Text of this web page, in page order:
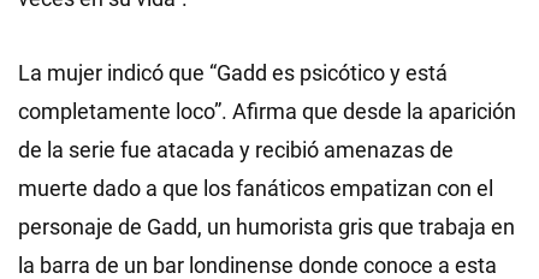
La mujer indicó que “Gadd es psicótico y está
completamente loco”. Afirma que desde la aparición
de la serie fue atacada y recibió amenazas de
muerte dado a que los fanáticos empatizan con el
personaje de Gadd, un humorista gris que trabaja en
la barra de un bar londinense donde conoce a esta